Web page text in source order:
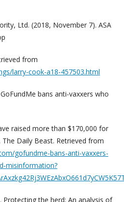
Ltd. (2018, November 7). ASA
from
larry-cook-a18-457503.html
bans anti-vaxxers who
raised more than $170,000 for
Daily Beast. Retrieved from
gofundme-bans-anti-vaxxers-
misinformation?
Protecting the herd: An analysis of